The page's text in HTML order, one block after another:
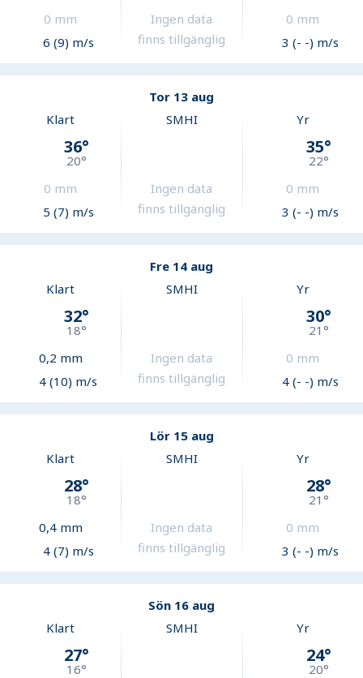
0 mm
6 (9) m/s
Ingen data
finns tillgänglig
0 mm
3 (- -) m/s
Tor 13 aug
Klart
36°
20°
0 mm
5 (7) m/s
SMHI
Ingen data
finns tillgänglig
Yr
35°
22°
0 mm
3 (- -) m/s
Fre 14 aug
Klart
32°
18°
0,2 mm
4 (10) m/s
SMHI
Ingen data
finns tillgänglig
Yr
30°
21°
0 mm
4 (- -) m/s
Lör 15 aug
Klart
28°
18°
0,4mm
4 (7) m/s
SMHI
Ingen data
finns tillgänglig
Yr
28°
21°
0 mm
3 (- -) m/s
Sön 16 aug
Klart
27°
16°
SMHI Yr
24°
20°